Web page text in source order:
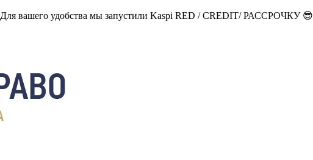
Для вашего удобства мы запустили Kaspi RED / CREDIT/ РАССРОЧКУ 😎